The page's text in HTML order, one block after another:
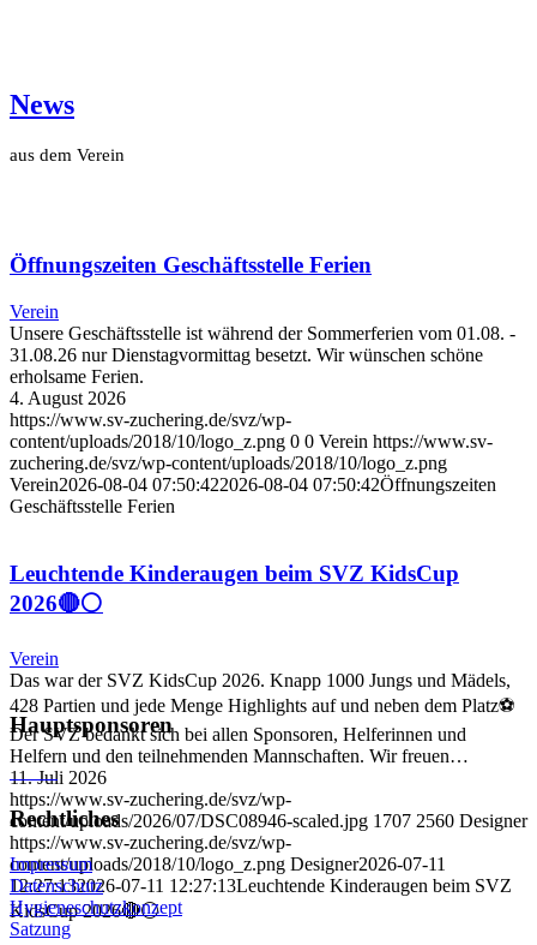
News
aus dem Verein
Öffnungszeiten Geschäftsstelle Ferien
Verein
Unsere Geschäftsstelle ist während der Sommerferien vom 01.08. -
31.08.26 nur Dienstagvormittag besetzt. Wir wünschen schöne
erholsame Ferien.
4. August 2026
https://www.sv-zuchering.de/svz/wp-
content/uploads/2018/10/logo_z.png 0 0 Verein https://www.sv-
zuchering.de/svz/wp-content/uploads/2018/10/logo_z.png
Verein2026-08-04 07:50:422026-08-04 07:50:42Öffnungszeiten
Geschäftsstelle Ferien
Leuchtende Kinderaugen beim SVZ KidsCup
2026🔴⚪️
Verein
Das war der SVZ KidsCup 2026. Knapp 1000 Jungs und Mädels,
428 Partien und jede Menge Highlights auf und neben dem Platz⚽
Der SVZ bedankt sich bei allen Sponsoren, Helferinnen und
Helfern und den teilnehmenden Mannschaften. Wir freuen…
11. Juli 2026
https://www.sv-zuchering.de/svz/wp-
content/uploads/2026/07/DSC08946-scaled.jpg 1707 2560 Designer
https://www.sv-zuchering.de/svz/wp-
content/uploads/2018/10/logo_z.png Designer2026-07-11
12:27:132026-07-11 12:27:13Leuchtende Kinderaugen beim SVZ
KidsCup 2026🔴⚪️
Hauptsponsoren
Rechtliches
Impressum
Datenschutz
Hygieneschutzkonzept
Satzung